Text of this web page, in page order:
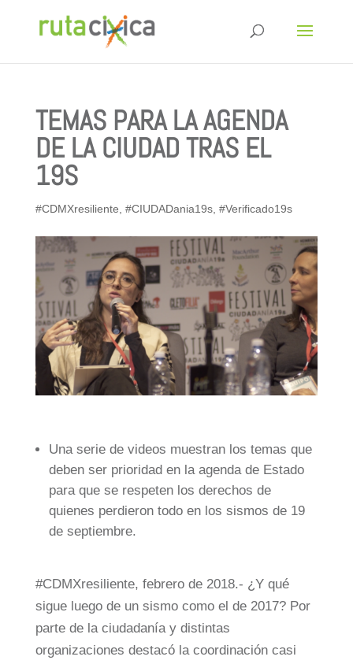
TEMAS PARA LA AGENDA
DE LA CIUDAD TRAS EL
19S
#CDMXresiliente #CIUDADania19s, #Verificado19s
Una serie de videos muestran los temas que
deben ser prioridad en la agenda de Estado
para que se respeten los derechos de
quienes perdieron todo en los sismos de 19
de septiembre.
#CDMXresiliente, febrero de 2018.- ¿Y qué
sigue luego de un sismo como el de 2017? Por
parte de la ciudadanía y distintas
organizaciones destacó la coordinación casi